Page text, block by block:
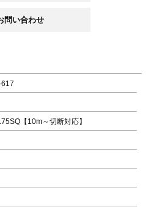
【10m～切断対応】